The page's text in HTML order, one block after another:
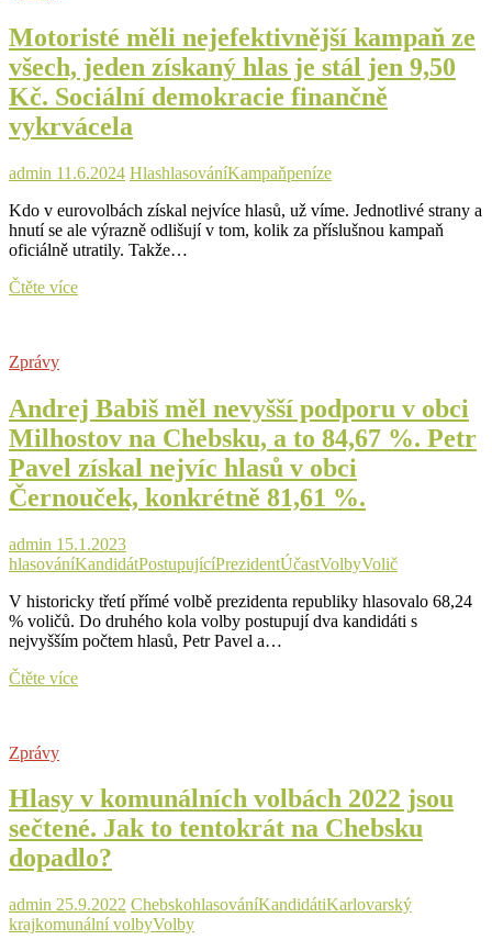
Motoristé měli nejefektivnější kampaň ze
všech, jeden získaný hlas je stál jen 9,50
Kč. Sociální demokracie finančně
vykrvácela
admin 11.6.2024 HlashlasováníKampaňpeníze
Kdo v eurovolbách získal nejvíce hlasů, už víme. Jednotlivé strany a
hnutí se ale výrazně odlišují v tom, kolik za příslušnou kampaň
oficiálně utratily. Takže…
Čtěte víceMotoristé
jeden
získaný
hlas
je
stál
jen
Kč.
Sociální
finančně
vykrvácela
Zprávy
Andrej Babiš měl nevyšší podporu v obci
Milhostov na Chebsku, a to 84,67 %. Petr
Pavel získal nejvíc hlasů v obci
Černouček, konkrétně 81,61 %.
admin 15.1.2023
hlasováníKandidátPostupujícíPrezidentÚčastVolbyVolič
V historicky třetí přímé volbě prezidenta republiky hlasovalo 68,24
% voličů. Do druhého kola volby postupují dva kandidáti s
nejvyšším počtem hlasů, Petr Pavel a…
Čtěte víceAndrej
obci
Milhostov
na
Chebsku,
a
to
84,67
%.
Zprávy
Hlasy v komunálních volbách 2022 jsou
sečtené. Jak to tentokrát na Chebsku
dopadlo?
admin 25.9.2022 ChebskohlasováníKandidátiKarlovarský
krajkomunální volbyVolby